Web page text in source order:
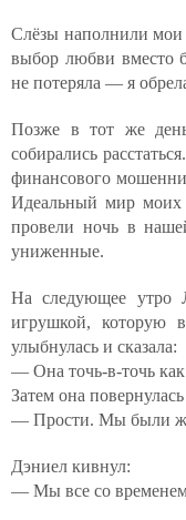
Слёзы наполнили мои
выбор любви вместо
не потеряла — я
Позже в тот же
собирались
финансового
Идеальный мир моих
провели ночь в
униженные.
На следующее утро
игрушкой, которую
улыбнулась и сказала:
— Она точь-в-точь
Затем она
— Прости. Мы были
Дэниел кивнул:
— Мы все со временем